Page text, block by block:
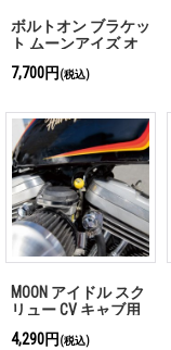
ボルトオン ブラケッ
ト ムーンアイズ オ
ンシー タンク 用
7,700円 (税込)
MOON アイドル スク
リュー CV キャブ用
4,290円 (税込)